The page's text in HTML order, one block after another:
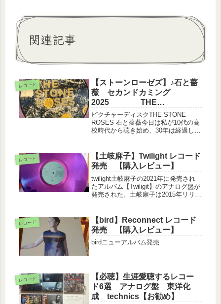
関連記事
レコード
【ストーンローゼズ】♪石と薔
薇 セカンドカミング
2025 THE
STONEROSESへの偏愛
ピクチャーディスクTHE STONE
ROSES 石と薔薇今日は私が10代の高
校時代から聴き始め、30年は経過した
以上に聴いているという話をしたいと
思います。興味のあ...
レコード
【土岐麻子】Twilight レコード
発売 【購入レビュー】
twilight土岐麻子の2021年に発売され
たアルバム【Twiligit】のアナログ盤が
発売された。土岐麻子は2015年リリー
を発売してきたが、このTwili...
レコード
【bird】Reconnect レコード
発売 【購入レビュー】
birdニューアルバム発売
レコード
【必聴】生涯愛聴するレコー
ド6選 アナログ盤 東洋化
成 technics【お勧め】